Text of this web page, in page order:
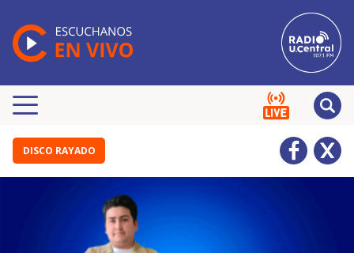
DISCO RAYADO